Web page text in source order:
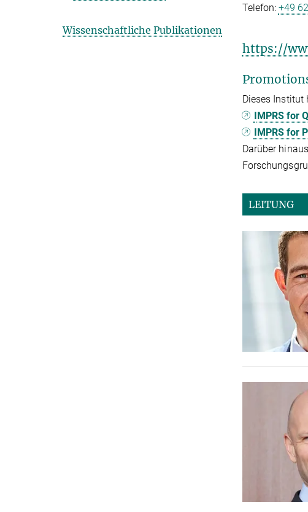
Telefon: +49
https://
Dieses Institut
IMPRS for
IMPRS for
Darüber
LEITUNG
Wissenschaftliche Publikationen